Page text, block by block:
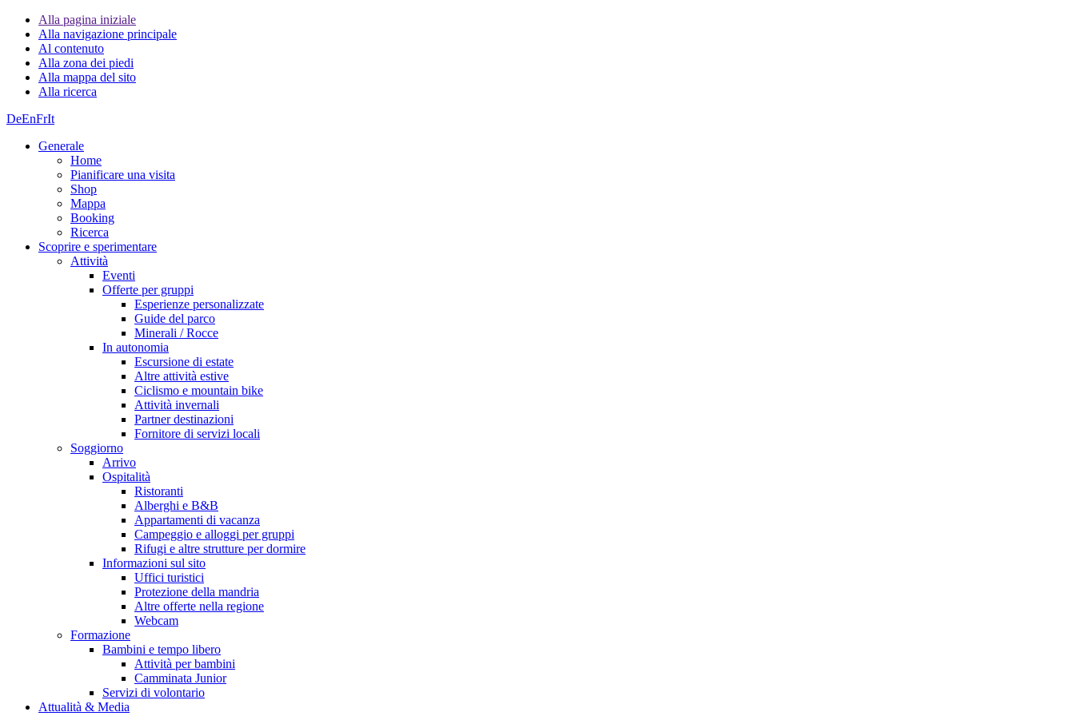
Alla pagina iniziale
Alla navigazione principale
Al contenuto
Alla zona dei piedi
Alla mappa del sito
Alla ricerca
DeEnFrIt
Generale
Home
Pianificare una visita
Shop
Mappa
Booking
Ricerca
Scoprire e sperimentare
Attività
Eventi
Offerte per gruppi
Esperienze personalizzate
Guide del parco
Minerali / Rocce
In autonomia
Escursione di estate
Altre attività estive
Ciclismo e mountain bike
Attività invernali
Partner destinazioni
Fornitore di servizi locali
Soggiorno
Arrivo
Ospitalità
Ristoranti
Alberghi e B&B
Appartamenti di vacanza
Campeggio e alloggi per gruppi
Rifugi e altre strutture per dormire
Informazioni sul sito
Uffici turistici
Protezione della mandria
Altre offerte nella regione
Webcam
Formazione
Bambini e tempo libero
Attività per bambini
Camminata Junior
Servizi di volontario
Attualità & Media